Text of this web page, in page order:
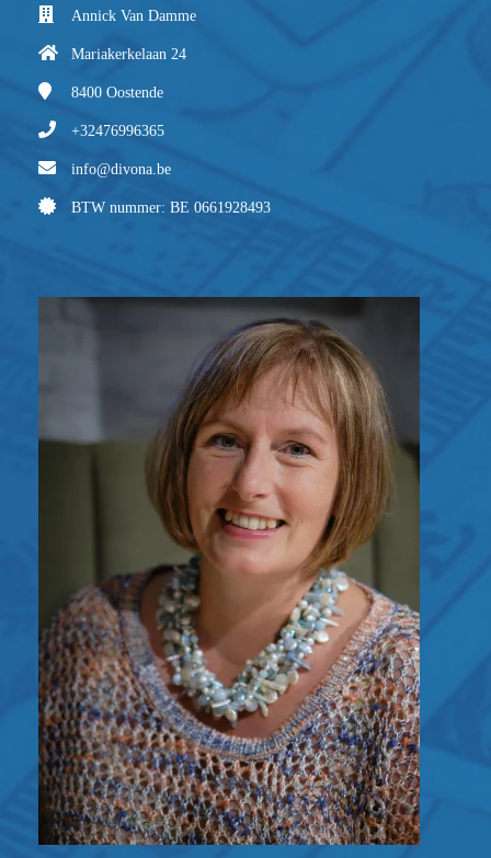
Annick Van Damme
Mariakerkelaan 24
8400 Oostende
+32476996365
info@divona.be
BTW nummer: BE 0661928493